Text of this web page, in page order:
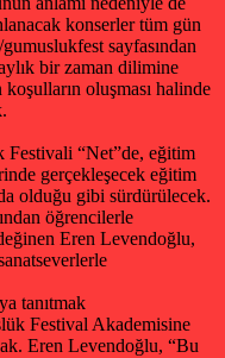
konserler tüm gün
sayfasından
bir zaman dilimine
oluşması halinde
Festivali “Net”de, eğitim
gerçekleşecek eğitim
olduğu gibi sürdürülecek.
öğrencilerle
Eren Levendoğlu,
tanıtmak
Festival Akademisine
Eren Levendoğlu, “Bu